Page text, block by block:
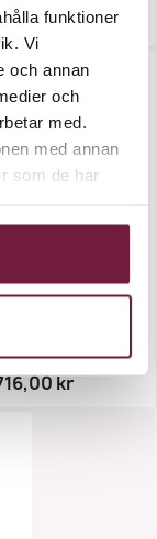
funktioner
Vi
och annan
och
med.
med annan
som de har
kr
Och Make-Up
kr